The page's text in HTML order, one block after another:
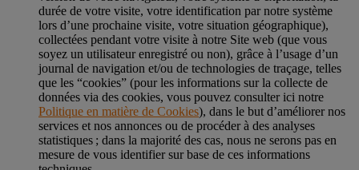
durée de votre visite, votre identification par notre système
lors d’une prochaine visite, votre situation géographique),
collectées pendant votre visite à notre Site web (que vous
soyez un utilisateur enregistré ou non), grâce à l’usage d’un
journal de navigation et/ou de technologies de traçage, telles
que les “cookies” (pour les informations sur la collecte de
données via des cookies, vous pouvez consulter ici notre
Politique en matière de Cookies), dans le but d’améliorer nos
services et nos annonces ou de procéder à des analyses
statistiques ; dans la majorité des cas, nous ne serons pas en
mesure de vous identifier sur base de ces informations